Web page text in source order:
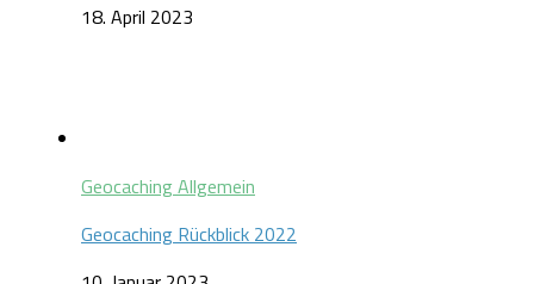
18. April 2023
Geocaching Allgemein
Geocaching Rückblick 2022